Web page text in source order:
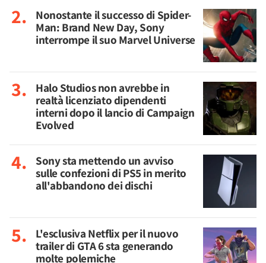
Nonostante il successo di Spider-
Man: Brand New Day, Sony
interrompe il suo Marvel Universe
Halo Studios non avrebbe in
realtà licenziato dipendenti
interni dopo il lancio di Campaign
Evolved
Sony sta mettendo un avviso
sulle confezioni di PS5 in merito
all'abbandono dei dischi
L'esclusiva Netflix per il nuovo
trailer di GTA 6 sta generando
molte polemiche